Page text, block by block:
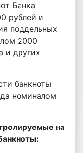
Банка
рублей и
поддельных
2000
и других
банкноты
номиналом
на